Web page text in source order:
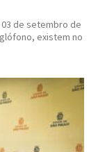
de setembro de
existem no